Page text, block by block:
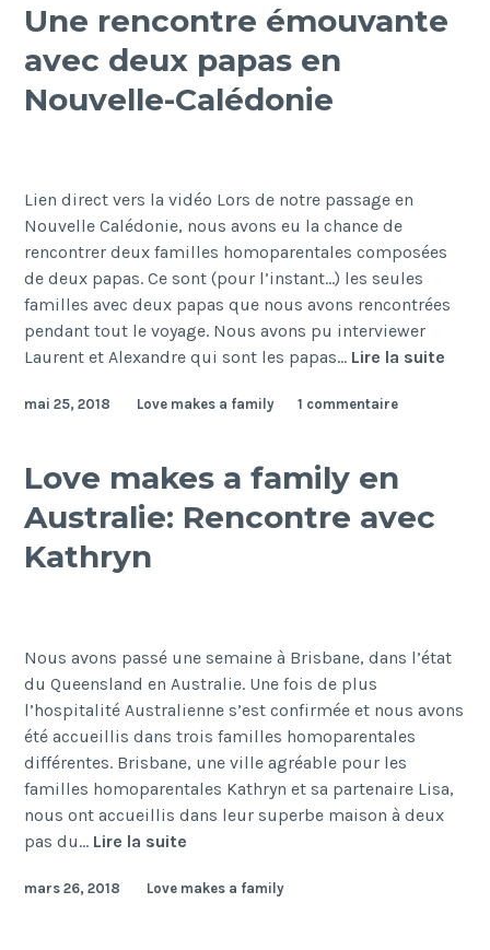
avec
l’ONG
Mères
Une rencontre émouvante
avec deux papas en
Nouvelle-Calédonie
Lien direct vers la vidéo Lors de notre passage en
Nouvelle Calédonie, nous avons eu la chance de
rencontrer deux familles homoparentales composées
de deux papas. Ce sont (pour l’instant…) les seules
familles avec deux papas que nous avons rencontrées
pendant tout le voyage. Nous avons pu interviewer
Laurent et Alexandre qui sont les papas… Lire la suite
mai 25, 2018 Love makes a family 1 commentaire
Love makes a family en
Australie: Rencontre avec
Kathryn
Nous avons passé une semaine à Brisbane, dans l’état
du Queensland en Australie. Une fois de plus
l’hospitalité Australienne s’est confirmée et nous avons
été accueillis dans trois familles homoparentales
différentes. Brisbane, une ville agréable pour les
familles homoparentales Kathryn et sa partenaire Lisa,
nous ont accueillis dans leur superbe maison à deux
pas du… Lire la suite
a
mars 26, 2018 Love makes a family